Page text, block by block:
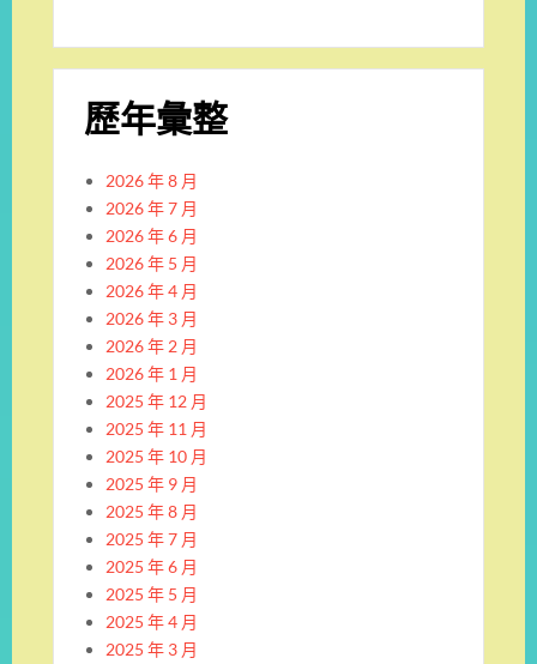
歷年彙整
2026 年 8 月
2026 年 7 月
2026 年 6 月
2026 年 5 月
2026 年 4 月
2026 年 3 月
2026 年 2 月
2026 年 1 月
2025 年 12 月
2025 年 11 月
2025 年 10 月
2025 年 9 月
2025 年 8 月
2025 年 7 月
2025 年 6 月
2025 年 5 月
2025 年 4 月
2025 年 3 月